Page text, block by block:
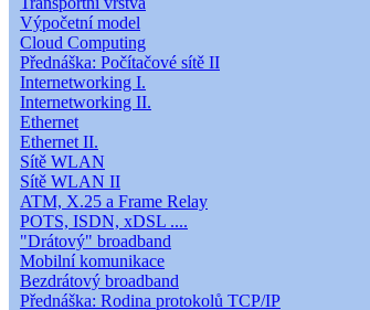
Výpočetní model
Cloud Computing
Přednáška: Počítačové sítě II
Internetworking I.
Internetworking II.
Ethernet
Ethernet II.
Sítě WLAN
Sítě WLAN II
ATM, X.25 a Frame Relay
POTS, ISDN, xDSL ....
"Drátový" broadband
Mobilní komunikace
Bezdrátový broadband
Přednáška: Rodina protokolů TCP/IP